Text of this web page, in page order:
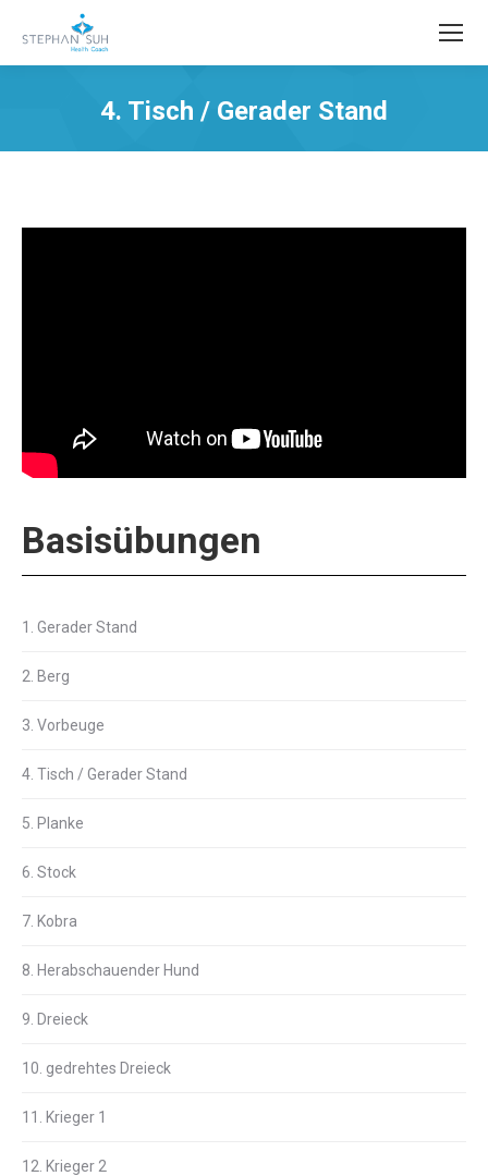
4. Tisch / Gerader Stand
Basisübungen
1. Gerader Stand
2. Berg
3. Vorbeuge
4. Tisch / Gerader Stand
5. Planke
6. Stock
7. Kobra
8. Herabschauender Hund
9. Dreieck
10. gedrehtes Dreieck
11. Krieger 1
12. Krieger 2